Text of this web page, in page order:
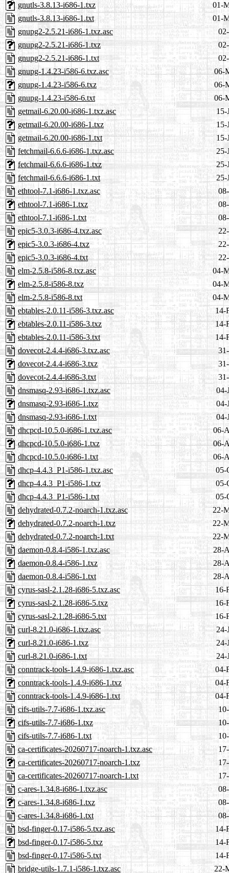
gnutls-3.8.13-i686-1.txz
01-
gnutls-3.8.13-i686-1.txt
01-
gnupg2-2.5.21-i686-1.txz.asc
gnupg2-2.5.21-i686-1.txz
gnupg2-2.5.21-i686-1.txt
gnupg-1.4.23-i586-6.txz.asc
06-
gnupg-1.4.23-i586-6.txz
06-
gnupg-1.4.23-i586-6.txt
06-
getmail-6.20.00-i686-1.txz.asc
15-
getmail-6.20.00-i686-1.txz
15-
getmail-6.20.00-i686-1.txt
15-
fetchmail-6.6.6-i686-1.txz.asc
25-
fetchmail-6.6.6-i686-1.txz
25-
fetchmail-6.6.6-i686-1.txt
25-
ethtool-7.1-i686-1.txz.asc
ethtool-7.1-i686-1.txz
ethtool-7.1-i686-1.txt
epic5-3.0.3-i686-4.txz.asc
epic5-3.0.3-i686-4.txz
epic5-3.0.3-i686-4.txt
elm-2.5.8-i586-8.txz.asc
04-
elm-2.5.8-i586-8.txz
04-
elm-2.5.8-i586-8.txt
04-
ebtables-2.0.11-i586-3.txz.asc
14-
ebtables-2.0.11-i586-3.txz
14-
ebtables-2.0.11-i586-3.txt
14-
dovecot-2.4.4-i686-3.txz.asc
dovecot-2.4.4-i686-3.txz
dovecot-2.4.4-i686-3.txt
dnsmasq-2.93-i686-1.txz.asc
04-
dnsmasq-2.93-i686-1.txz
04-
dnsmasq-2.93-i686-1.txt
04-
dhcpcd-10.5.0-i686-1.txz.asc
06-
dhcpcd-10.5.0-i686-1.txz
06-
dhcpcd-10.5.0-i686-1.txt
06-
dhcp-4.4.3_P1-i586-1.txz.asc
05-
dhcp-4.4.3_P1-i586-1.txz
05-
dhcp-4.4.3_P1-i586-1.txt
05-
dehydrated-0.7.2-noarch-1.txz.asc
22-
dehydrated-0.7.2-noarch-1.txz
22-
dehydrated-0.7.2-noarch-1.txt
22-
daemon-0.8.4-i586-1.txz.asc
28-
daemon-0.8.4-i586-1.txz
28-
daemon-0.8.4-i586-1.txt
28-
cyrus-sasl-2.1.28-i686-5.txz.asc
16-
cyrus-sasl-2.1.28-i686-5.txz
16-
cyrus-sasl-2.1.28-i686-5.txt
16-
curl-8.21.0-i686-1.txz.asc
24-
curl-8.21.0-i686-1.txz
24-
curl-8.21.0-i686-1.txt
24-
conntrack-tools-1.4.9-i686-1.txz.asc
04-
conntrack-tools-1.4.9-i686-1.txz
04-
conntrack-tools-1.4.9-i686-1.txt
04-
cifs-utils-7.7-i686-1.txz.asc
cifs-utils-7.7-i686-1.txz
cifs-utils-7.7-i686-1.txt
ca-certificates-20260717-noarch-1.txz.asc
ca-certificates-20260717-noarch-1.txz
ca-certificates-20260717-noarch-1.txt
c-ares-1.34.8-i686-1.txz.asc
c-ares-1.34.8-i686-1.txz
c-ares-1.34.8-i686-1.txt
bsd-finger-0.17-i586-5.txz.asc
14-
bsd-finger-0.17-i586-5.txz
14-
bsd-finger-0.17-i586-5.txt
14-
bridge-utils-1.7.1-i586-1.txz.asc
22-